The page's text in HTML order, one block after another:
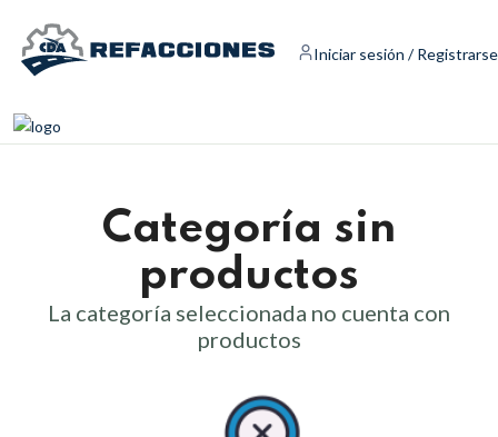
Iniciar sesión / Registrarse
Categoría sin
productos
La categoría seleccionada no cuenta con
productos